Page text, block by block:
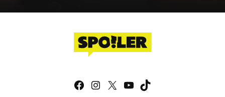
Facebook
Instagram
X YouTube